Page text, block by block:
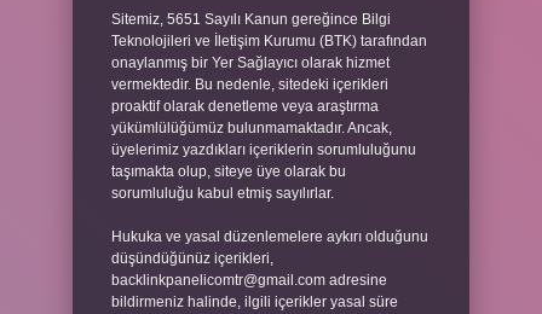
Sitemiz, 5651 Sayılı Kanun gereğince Bilgi
Teknolojileri ve İletişim Kurumu (BTK) tarafından
onaylanmış bir Yer Sağlayıcı olarak hizmet
vermektedir. Bu nedenle, sitedeki içerikleri
proaktif olarak denetleme veya araştırma
yükümlülüğümüz bulunmamaktadır. Ancak,
üyelerimiz yazdıkları içeriklerin sorumluluğunu
taşımakta olup, siteye üye olarak bu
sorumluluğu kabul etmiş sayılırlar.
Hukuka ve yasal düzenlemelere aykırı olduğunu
düşündüğünüz içerikleri,
backlinkpanelicomtr@gmail.com adresine
bildirmeniz halinde, ilgili içerikler yasal süre